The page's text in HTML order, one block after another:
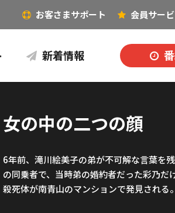
新着情報
お客さまサポート 会員サー
（音楽など）
女の中の二つの顔
6年前、滝川絵美子の弟が不可解な言葉を
の同乗者で、当時弟の婚約者だった彩乃
殺死体が南青山のマンションで発見される